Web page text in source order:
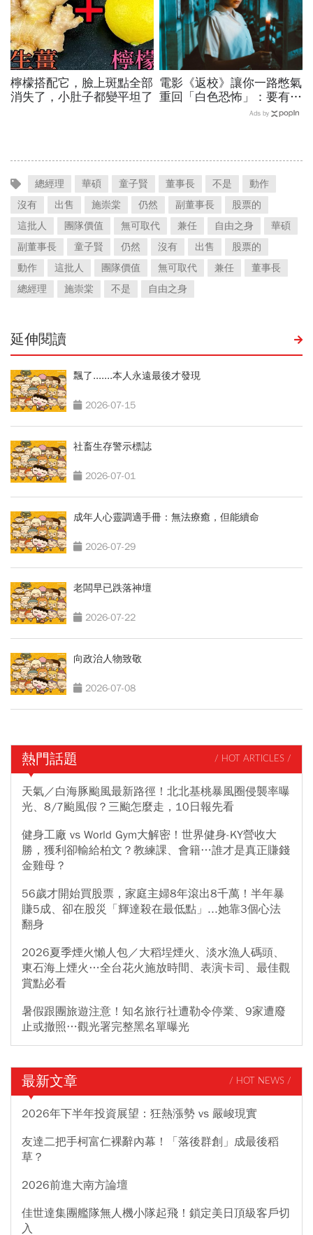
檸檬搭配它，臉上斑點全部
消失了，小肚子都變平坦了
電影《返校》讓你一路憋氣
重回「白色恐怖」：要有人
活下去，記得這段歷史
Ads by
總經理 華碩 童子賢 董事長 不是
動作
沒有
出售 施崇棠 仍然 副董事長
股票的
這批人
團隊價值 無可取代 兼任 自由之身
華碩
副董事長
童子賢 仍然 沒有 出售
股票的
動作
這批人 團隊價值 無可取代 兼任
董事長
總經理
施崇棠 不是 自由之身
延伸閱讀
飄了.......本人永遠最後才發現
2026-07-15
社畜生存警示標誌
2026-07-01
成年人心靈調適手冊：無法療癒，但能續命
2026-07-29
老闆早已跌落神壇
2026-07-22
向政治人物致敬
2026-07-08
熱門話題 / HOT ARTICLES /
天氣／白海豚颱風最新路徑！北北基桃暴風圈侵襲率曝
光、8/7颱風假？三颱怎麼走，10日報先看
健身工廠 vs World Gym大解密！世界健身-KY營收大
勝，獲利卻輸給柏文？教練課、會籍…誰才是真正賺錢
金雞母？
56歲才開始買股票，家庭主婦8年滾出8千萬！半年暴
賺5成、卻在股災「輝達殺在最低點」...她靠3個心法
翻身
2026夏季煙火懶人包／大稻埕煙火、淡水漁人碼頭、
東石海上煙火…全台花火施放時間、表演卡司、最佳觀
賞點必看
暑假跟團旅遊注意！知名旅行社遭勒令停業、9家遭廢
止或撤照…觀光署完整黑名單曝光
最新文章 / HOT NEWS /
2026年下半年投資展望：狂熱漲勢 vs 嚴峻現實
友達二把手柯富仁裸辭內幕！「落後群創」成最後稻
草？
2026前進大南方論壇
佳世達集團艦隊無人機小隊起飛！鎖定美日頂級客戶切
入